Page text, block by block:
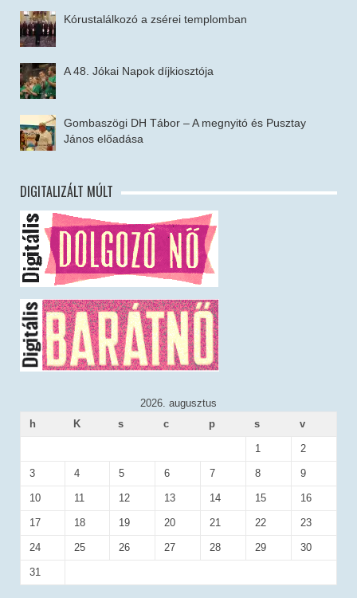
Kórustalálkozó a zsérei templomban
A 48. Jókai Napok díjkiosztója
Gombaszögi DH Tábor – A megnyitó és Pusztay
János előadása
DIGITALIZÁLT MÚLT
2026. augusztus
h
K s c p s v
1 2
3 4 5 6 7 8 9
10 11 12 13 14 15 16
17 18 19 20 21 22 23
24 25 26 27 28 29 30
31